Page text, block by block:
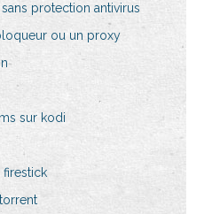
protection antivirus
ou un proxy
sur kodi